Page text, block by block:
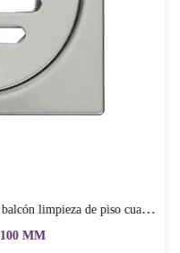
Personas Están
Con Clientes Nuevos Y
Juntos Un Futuro
CAT:SERIE DE 100 MM